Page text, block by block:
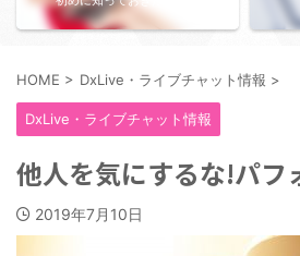
HOME > DxLive・ライブチャット情報 >
DxLive・ライブチャット情報
他人を気にするな!パフ
2019年7月10日